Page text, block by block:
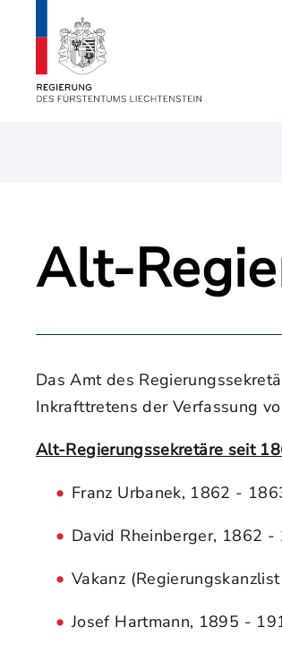
Alt-
Das Amt des
Inkrafttretens der Verfassung
Alt-Regierungssekretäre seit
Franz Urbanek, 1862 -
David Rheinberger, 1862 -
Vakanz
Josef Hartmann, 1895 -